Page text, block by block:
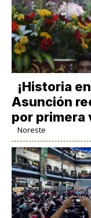
​¡Historia
Asunción
por primera
Noreste